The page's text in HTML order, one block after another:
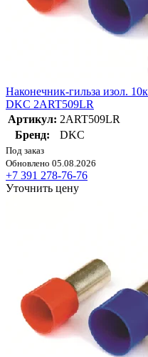
Наконечник-гильза изол.
DKC 2ART509LR
Артикул: 2ART509LR
Бренд:
DKC
Под заказ
Обновлено 05.08.2026
+7 391 278-76-76
Уточнить цену